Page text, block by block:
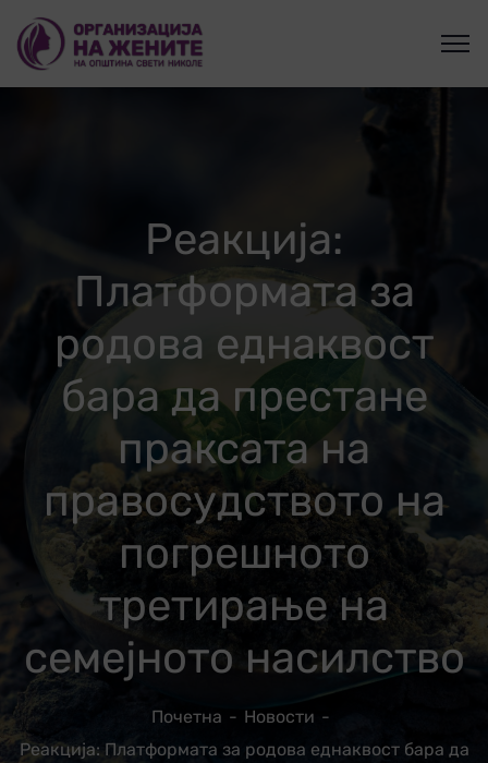
Реакција:
Платформата за
родова еднаквост
бара да престане
праксата на
правосудството на
погрешното
третирање на
семејното насилство
Почетна
Новости
Реакција: Платформата за родова еднаквост бара да